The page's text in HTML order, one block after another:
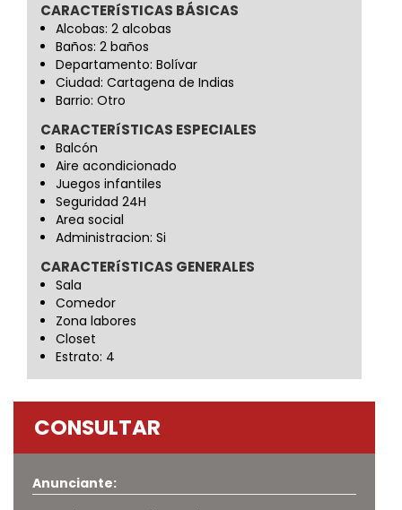
CARACTERíSTICAS BÁSICAS
Alcobas: 2 alcobas
Baños: 2 baños
Departamento: Bolívar
Ciudad: Cartagena de Indias
Barrio: Otro
CARACTERíSTICAS ESPECIALES
Balcón
Aire acondicionado
Juegos infantiles
Seguridad 24H
Area social
Administracion: Si
CARACTERíSTICAS GENERALES
Sala
Comedor
Zona labores
Closet
Estrato: 4
CONSULTAR
Anunciante: